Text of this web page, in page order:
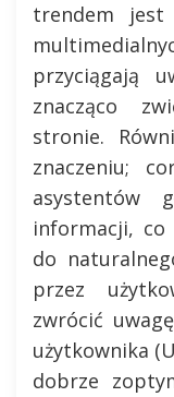
trendem jest
przyciągają
znacząco
stronie.
znaczeniu;
asystentów
informacji, co
do
przez
zwrócić
użytkownika
dobrze